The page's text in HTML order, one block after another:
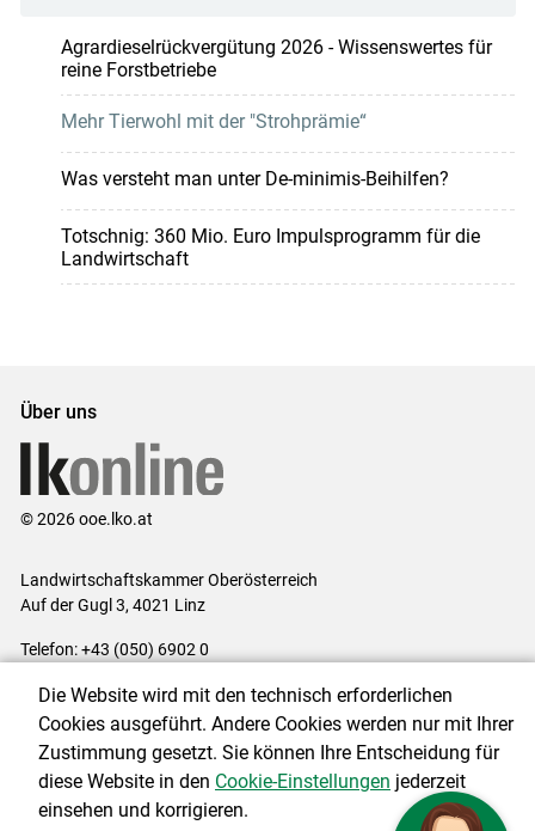
Agrardieselrückvergütung 2026 - Wissenswertes für
reine Forstbetriebe
Mehr Tierwohl mit der "Strohprämie“
Was versteht man unter De-minimis-Beihilfen?
Totschnig: 360 Mio. Euro Impulsprogramm für die
Landwirtschaft
Über uns
© 2026 ooe.lko.at
Landwirtschaftskammer Oberösterreich
Auf der Gugl 3, 4021 Linz
Telefon: +43 (050) 6902 0
Impressum|Kontakt|Gewinnspiele|Datenschutzerklärung |
Barrierefreiheit | Cookie-Einstellungen
Die Website wird mit den technisch erforderlichen
Cookies ausgeführt. Andere Cookies werden nur mit Ihrer
Zustimmung gesetzt. Sie können Ihre Entscheidung für
diese Website in den Cookie-Einstellungen jederzeit
einsehen und korrigieren.